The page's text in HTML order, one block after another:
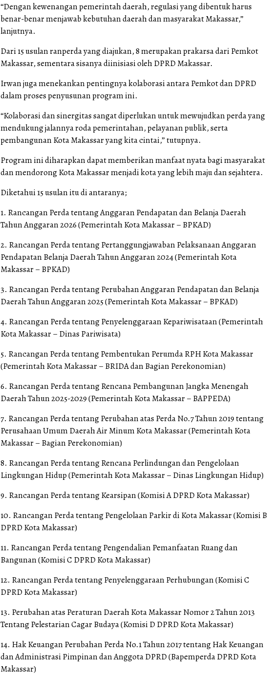
“Dengan kewenangan pemerintah daerah, regulasi yang dibentuk harus
benar-benar menjawab kebutuhan daerah dan masyarakat Makassar,”
lanjutnya.
Dari 15 usulan ranperda yang diajukan, 8 merupakan prakarsa dari Pemkot
Makassar, sementara sisanya diinisiasi oleh DPRD Makassar.
Irwan juga menekankan pentingnya kolaborasi antara Pemkot dan DPRD
dalam proses penyusunan program ini.
“Kolaborasi dan sinergitas sangat diperlukan untuk mewujudkan perda yang
mendukung jalannya roda pemerintahan, pelayanan publik, serta
pembangunan Kota Makassar yang kita cintai,” tutupnya.
Program ini diharapkan dapat memberikan manfaat nyata bagi masyarakat
dan mendorong Kota Makassar menjadi kota yang lebih maju dan sejahtera.
Diketahui 15 usulan itu di antaranya;
1. Rancangan Perda tentang Anggaran Pendapatan dan Belanja Daerah
Tahun Anggaran 2026 (Pemerintah Kota Makassar – BPKAD)
2. Rancangan Perda tentang Pertanggungjawaban Pelaksanaan Anggaran
Pendapatan Belanja Daerah Tahun Anggaran 2024 (Pemerintah Kota
Makassar – BPKAD)
3. Rancangan Perda tentang Perubahan Anggaran Pendapatan dan Belanja
Daerah Tahun Anggaran 2025 (Pemerintah Kota Makassar – BPKAD)
4. Rancangan Perda tentang Penyelenggaraan Kepariwisataan (Pemerintah
Kota Makassar – Dinas Pariwisata)
5. Rancangan Perda tentang Pembentukan Perumda RPH Kota Makassar
(Pemerintah Kota Makassar – BRIDA dan Bagian Perekonomian)
6. Rancangan Perda tentang Rencana Pembangunan Jangka Menengah
Daerah Tahun 2025-2029 (Pemerintah Kota Makassar – BAPPEDA)
7. Rancangan Perda tentang Perubahan atas Perda No.7 Tahun 2019 tentang
Perusahaan Umum Daerah Air Minum Kota Makassar (Pemerintah Kota
Makassar – Bagian Perekonomian)
8. Rancangan Perda tentang Rencana Perlindungan dan Pengelolaan
Lingkungan Hidup (Pemerintah Kota Makassar – Dinas Lingkungan Hidup)
9. Rancangan Perda tentang Kearsipan (Komisi A DPRD Kota Makassar)
10. Rancangan Perda tentang Pengelolaan Parkir di Kota Makassar (Komisi B
DPRD Kota Makassar)
11. Rancangan Perda tentang Pengendalian Pemanfaatan Ruang dan
Bangunan (Komisi C DPRD Kota Makassar)
12. Rancangan Perda tentang Penyelenggaraan Perhubungan (Komisi C
DPRD Kota Makassar)
13. Perubahan atas Peraturan Daerah Kota Makassar Nomor 2 Tahun 2013
Tentang Pelestarian Cagar Budaya (Komisi D DPRD Kota Makassar)
14. Hak Keuangan Perubahan Perda No.1 Tahun 2017 tentang Hak Keuangan
dan Administrasi Pimpinan dan Anggota DPRD (Bapemperda DPRD Kota
Makassar)